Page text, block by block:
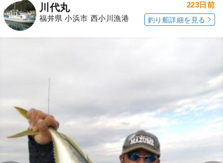
川代丸
福井県 小浜市 西小川漁港
223日前
釣り船詳細を見る